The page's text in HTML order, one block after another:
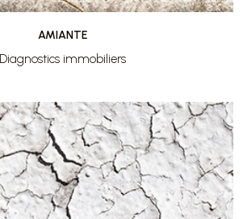
AMIANTE
Diagnostics immobiliers